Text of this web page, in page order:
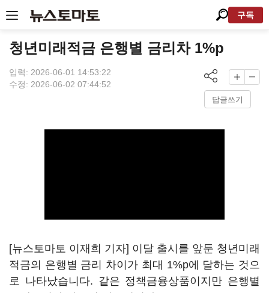
구독
청년미래적금 은행별 금리차 1%p
입력: 2026-06-01 14:53:22
수정: 2026-06-02 07:44:52
답글쓰기
[뉴스토마토 이재희 기자] 이달 출시를 앞둔 청년미래
적금의 은행별 금리 차이가 최대 1%p에 달하는 것으
로 나타났습니다. 같은 정책금융상품이지만 은행별